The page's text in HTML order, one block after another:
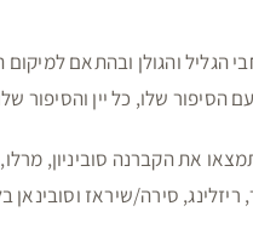
הגליל והגולן ובהתאם
הסיפור שלו, כל יין והסיפור
את הקברנה סוביניון,
ריזלינג, סירה/שיראז וסובינאן